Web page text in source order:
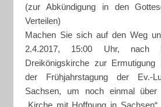
(zur Abkündigung in den
Verteilen)
Machen Sie sich auf den Weg
2.4.2017, 15:00 Uhr, nach
Dreikönigskirche zur Ermutigung
der Frühjahrstagung der Ev.-
Sachsen, um noch einmal über
„Kirche mit Hoffnung in